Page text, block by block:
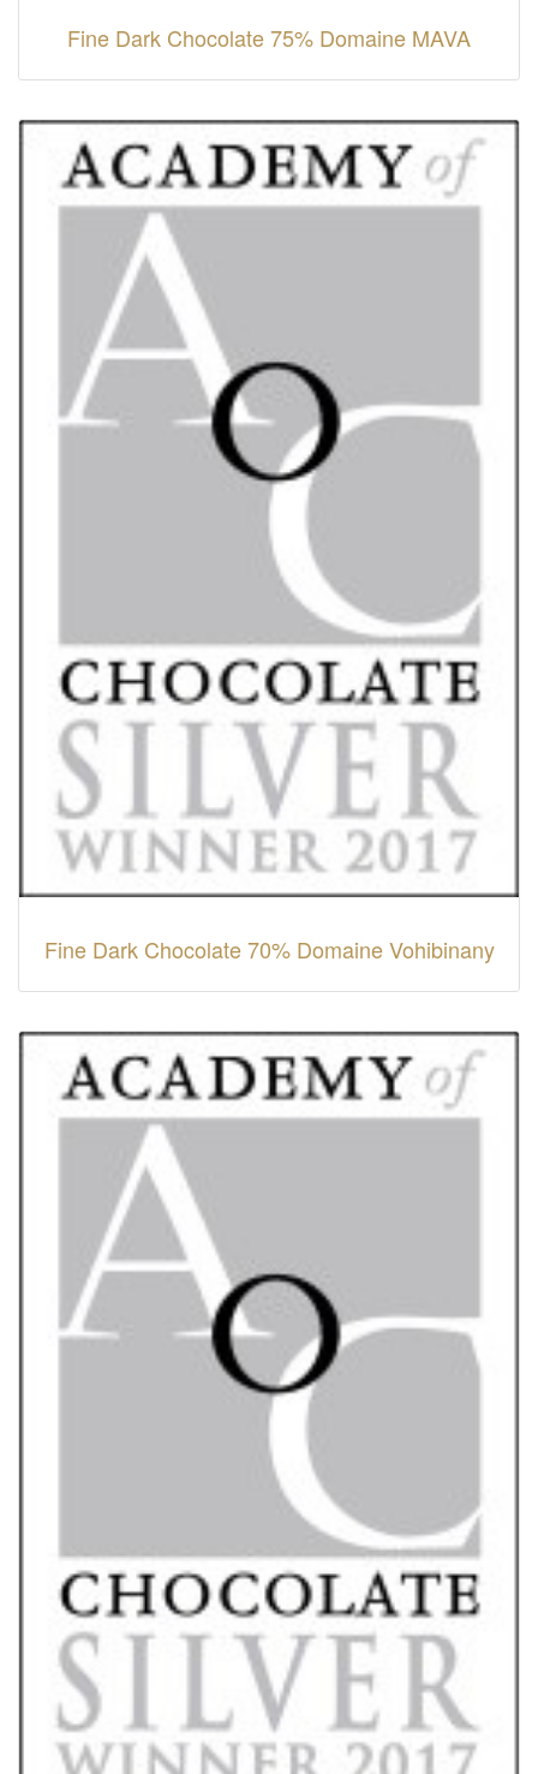
Fine Dark Chocolate 75% Domaine MAVA
Fine Dark Chocolate 70% Domaine Vohibinany